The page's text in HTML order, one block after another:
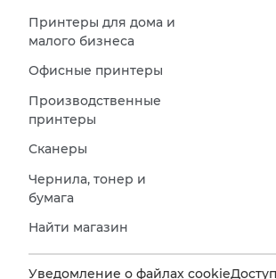
Принтеры для дома и
малого бизнеса
Офисные принтеры
Производственные
принтеры
Сканеры
Чернила, тонер и
бумага
Найти магазин
Уведомление о файлах cookie